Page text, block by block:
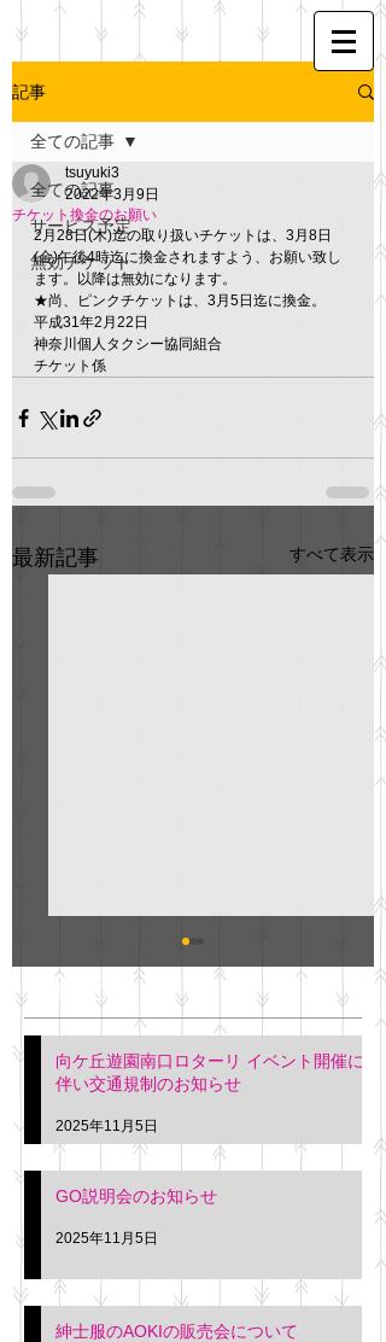
記事
全ての記事
サービス予定
無効チケット
全ての記事
チケット換金のお願い
tsuyuki3
2022年3月9日
2月28日(木)迄の取り扱いチケットは、3月8日
(金)午後4時迄に換金されますよう、お願い致し
ます。以降は無効になります。
★尚、ピンクチケットは、3月5日迄に換金。
平成31年2月22日
神奈川個人タクシー協同組合
チケット係
最新記事 すべて表示
明日(11月6日)午後3時～5
階会議室にてGOの説明会
を行います。 神奈川個人
タクシー協同組合 専務 佐
久間
最新記事
向ケ丘遊園南口ロターリ イベント開催に
伴い交通規制のお知らせ
2025年11月5日
GO説明会のお知らせ
2025年11月5日
紳士服のAOKIの販売会について